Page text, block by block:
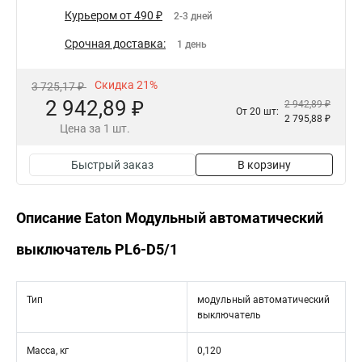
Курьером от 490 ₽ 2-3 дней
Срочная доставка: 1 день
3 725,17 ₽ Скидка 21%
2 942,89 ₽
Цена за 1 шт.
От 20 шт:
2 942,89 ₽
2 795,88 ₽
Быстрый заказ В корзину
Описание Eaton Модульный автоматический
выключатель PL6-D5/1
Тип
модульный автоматический
выключатель
Масса, кг 0,120